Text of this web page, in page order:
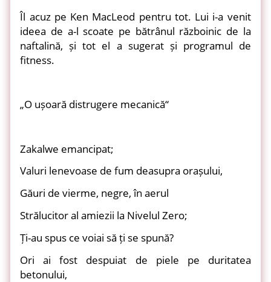
Îl acuz pe Ken MacLeod pentru tot. Lui i-a venit
ideea de a-l scoate pe bătrânul războinic de la
naftalină, și tot el a sugerat și programul de
fitness.
„O ușoară distrugere mecanică“
Zakalwe emancipat;
Valuri lenevoase de fum deasupra orașului,
Găuri de vierme, negre, în aerul
Strălucitor al amiezii la Nivelul Zero;
Ți-au spus ce voiai să ți se spună?
Ori ai fost despuiat de piele pe duritatea
betonului,